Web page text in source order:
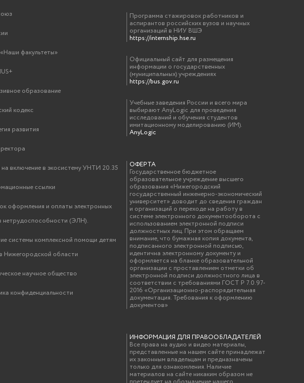
«Наши факультеты»
образование
кодекс
развития
на включение в экосистему УНТИ 20.35
ссылки
оформления и оплаты электронных
нетрудоспособности (ЭЛН).
системы комплексной помощи детям
Нижегородской области
научное общество
конфиденциальности
Программа стажировок работников и
аспирантов российских вузов и научных
организаций в НИУ ВШЭ
https://internship.hse.ru
Официальный сайт для размещения
информации о государственных
(муниципальных) учреждениях
https://bus.gov.ru
Учебные заведения России и всего мира
выбирают AnyLogic для проведения
исследований и обучения студентов
имитационному моделированию (ИМ).
AnyLogic
ОФЕРТА
Государственное бюджетное
образовательное учреждение высшего
образования «Нижегородский
государственный инженерно-экономический
университет» доводит до сведения граждан
и организаций о переходе на работу в
системе электронного документооборота с
использованием электронной подписи
должностных лиц. При этом обращаем
внимание, что бумажная копия документа,
подписанного электронной подписью,
идентична электронному документу и
оформляется на бланке образовательной
организации с проставлением отметки об
электронной подписи должностного лица в
соответствии с требованиями ГОСТ Р 7.0.97-
2016 «Организационно-распорядительная
документация. Требования к оформлению
документов»
ИНФОРМАЦИЯ ДЛЯ ПРАВООБЛАДАТЕЛЕЙ
Все права на аудио и видео материалы,
представленные на нашем сайте принадлежат
их законным владельцам и предназначены
только для ознакомления. Наличие
материалов на сайте никаким образом не